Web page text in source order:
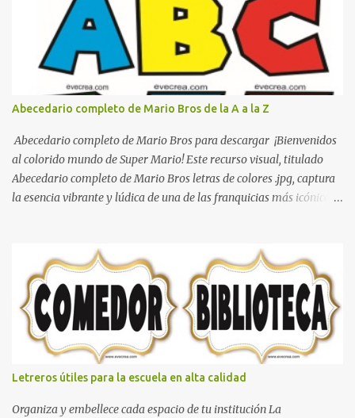
boxeo Ideas para decoraciones de fiestas infantiles Cosas bonitas
que se pueden hacer con gomas de coche
Abecedario completo de Mario Bros de la A a la Z
Abecedario completo de Mario Bros para descargar ¡Bienvenidos
al colorido mundo de Super Mario! Este recurso visual, titulado
Abecedario completo de Mario Bros letras de colores .jpg, captura
la esencia vibrante y lúdica de una de las franquicias más icónicas
tipografía clásica y robusta que los fans han reconocido por
décadas. En esta primera sección, el abecedario nos presenta:
Identidad Visual: Un diseño de bloques con bordes negros gruesos
que resaltan sobre cualquier fondo. Paleta de Colores: Una
secuencia dinámica que alterna entre el rojo de Mario, el verde de
Luigi, y los tonos azul y amarillo clásicos de los elementos del
juego. Contenido Actual: La imagen muestra la organización desde
la letra A hasta la M, estableciendo el estilo geométrico y divertido
que define a toda la colección. Primera parte del juego de letras
Letreros útiles para la escuela en alta calidad
Organiza y embellece cada espacio de tu institución La